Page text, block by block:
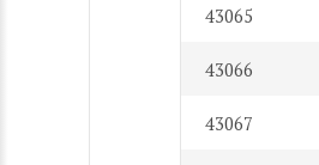
43065
43066
43067